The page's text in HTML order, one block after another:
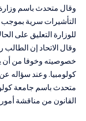
وقال متحدث باسم
التأشيرات سرية بموجب
للوزارة التعليق على
وقال الاتحاد إن
خصوصيته وخوفا من أن
كولومبيا. وعند سؤاله
متحدث باسم جامعة
القانون من مناقشة